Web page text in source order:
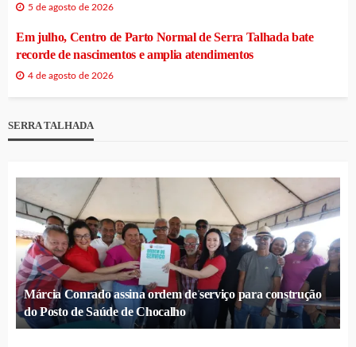
5 de agosto de 2026
Em julho, Centro de Parto Normal de Serra Talhada bate
recorde de nascimentos e amplia atendimentos
4 de agosto de 2026
SERRA TALHADA
Márcia Conrado assina ordem de serviço para construção
do Posto de Saúde de Chocalho